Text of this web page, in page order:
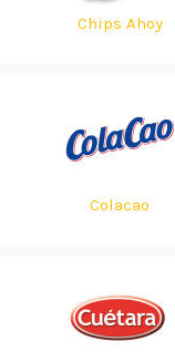
Chips Ahoy
Colacao